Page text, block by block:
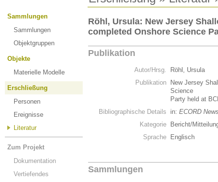
Sammlungen
Sammlungen
Objektgruppen
Objekte
Materielle Modelle
Erschließung
Personen
Ereignisse
Literatur
Zum Projekt
Dokumentation
Vertiefendes
Röhl, Ursula: New Jersey
completed Onshore Science
Publikation
Autor/Hrsg.
Röhl, Ursula
Publikation
New Jersey
Science
Party held at
Bibliographische Details
in: ECORD
Kategorie
Bericht/
Sprache
Englisch
Sammlungen